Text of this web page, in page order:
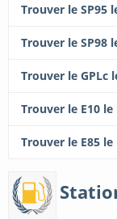
Trouver le SP95
Trouver le SP98
Trouver le GPLc
Trouver le E10
Trouver le E85